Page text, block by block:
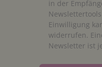
in der
Einwilligung
widerrufen.
Newsletter ist